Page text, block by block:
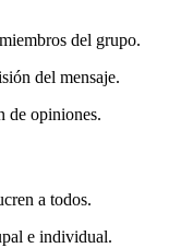
del grupo.
del mensaje.
de opiniones.
a todos.
e individual.